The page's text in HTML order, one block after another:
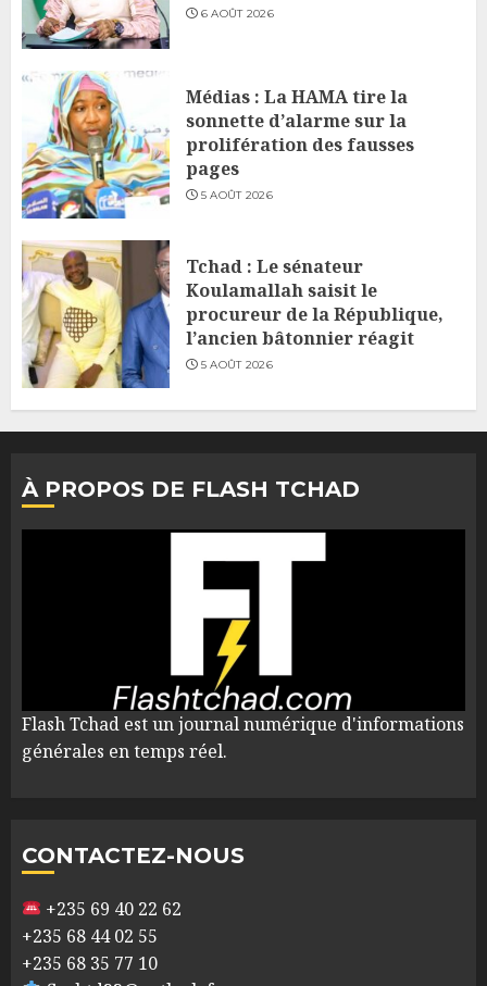
6 AOÛT 2026
Médias : La HAMA tire la
sonnette d’alarme sur la
prolifération des fausses
pages
5 AOÛT 2026
Tchad : Le sénateur
Koulamallah saisit le
procureur de la République,
l’ancien bâtonnier réagit
5 AOÛT 2026
À PROPOS DE FLASH TCHAD
Flash Tchad est un journal numérique d'informations
générales en temps réel.
CONTACTEZ-NOUS
+235 69 40 22 62
+235 68 44 02 55
+235 68 35 77 10